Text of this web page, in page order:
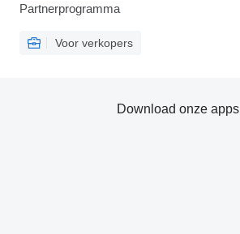
Partnerprogramma
Voor verkopers
Download onze apps